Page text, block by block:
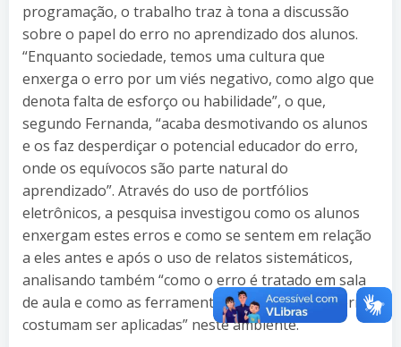
programação, o trabalho traz à tona a discussão
sobre o papel do erro no aprendizado dos alunos.
“Enquanto sociedade, temos uma cultura que
enxerga o erro por um viés negativo, como algo que
denota falta de esforço ou habilidade”, o que,
segundo Fernanda, “acaba desmotivando os alunos
e os faz desperdiçar o potencial educador do erro,
onde os equívocos são parte natural do
aprendizado”. Através do uso de portfólios
eletrônicos, a pesquisa investigou como os alunos
enxergam estes erros e como se sentem em relação
a eles antes e após o uso de relatos sistemáticos,
analisando também “como o erro é tratado em sala
de aula e como as ferramentas de mediação do erro
costumam ser aplicadas” neste ambiente.